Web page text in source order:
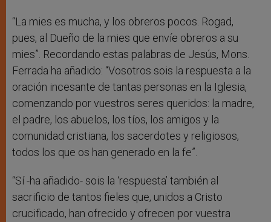
“La mies es mucha, y los obreros pocos. Rogad,
pues, al Dueño de la mies que envíe obreros a su
mies”. Recordando estas palabras de Jesús, Mons.
Ferrada ha añadido: “Vosotros sois la respuesta a la
oración incesante de tantas personas en la Iglesia,
comenzando por vuestros seres queridos: la madre,
el padre, los abuelos, los tíos, los amigos y la
comunidad cristiana, los sacerdotes y religiosos,
todos los que os han generado en la fe”.
“Sí -ha añadido- sois la ‘respuesta’ también al
sacrificio de tantos fieles que, unidos a Cristo
crucificado, han ofrecido y ofrecen por vuestra